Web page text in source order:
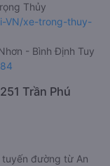
Thủy
VN/xe-trong-thuy-
- Bình Định Tuy
Trần Phú
đường từ An